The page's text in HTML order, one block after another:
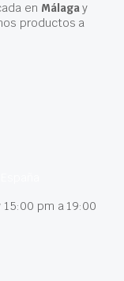
en Málagay
productos a
pm a 19:00